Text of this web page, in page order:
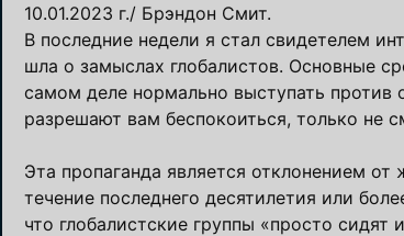
10.01.2023 г./ Брэндон Смит.
В последние недели я стал свидетелем
шла о замыслах глобалистов. Основные
самом деле нормально выступать
разрешают вам беспокоиться, только не
Эта пропаганда является отклонением
течение последнего десятилетия или
что глобалистские группы «просто